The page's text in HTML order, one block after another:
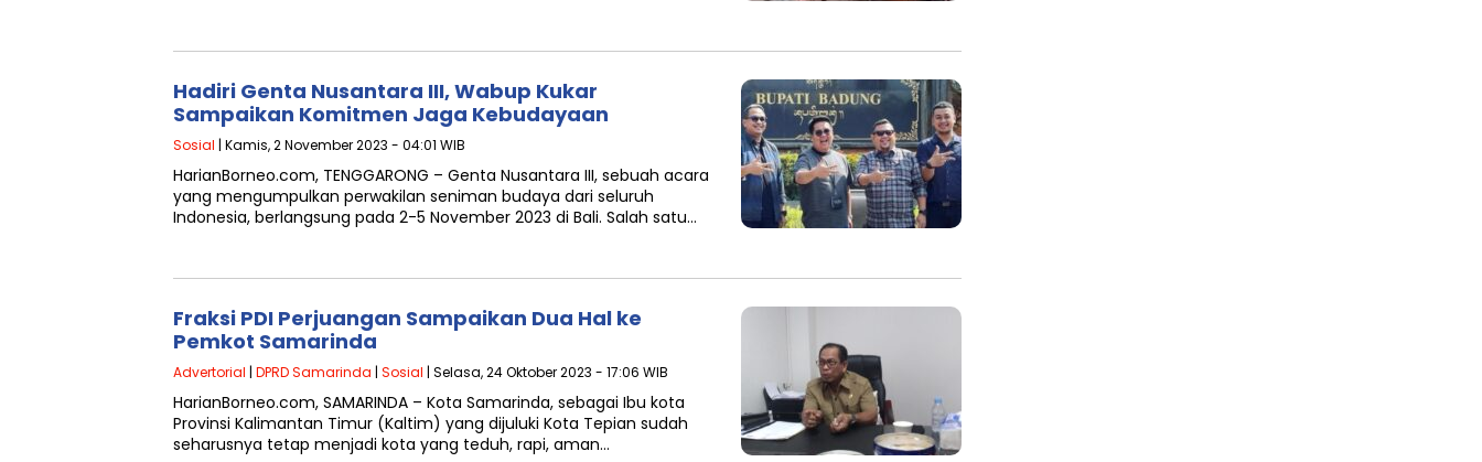
Hadiri Genta Nusantara III, Wabup Kukar
Sampaikan Komitmen Jaga Kebudayaan
Sosial | Kamis, 2 November 2023 - 04:01 WIB
HarianBorneo.com, TENGGARONG – Genta Nusantara III, sebuah acara
yang mengumpulkan perwakilan seniman budaya dari seluruh
Indonesia, berlangsung pada 2-5 November 2023 di Bali. Salah satu…
Fraksi PDI Perjuangan Sampaikan Dua Hal ke
Pemkot Samarinda
Advertorial | DPRD Samarinda | Sosial | Selasa, 24 Oktober 2023 - 17:06 WIB
HarianBorneo.com, SAMARINDA – Kota Samarinda, sebagai Ibu kota
Provinsi Kalimantan Timur (Kaltim) yang dijuluki Kota Tepian sudah
seharusnya tetap menjadi kota yang teduh, rapi, aman…